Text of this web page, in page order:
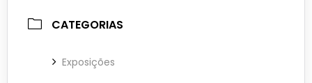
CATEGORIAS
Exposições